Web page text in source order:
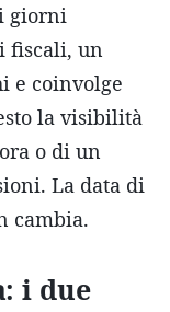
giorni
fiscali, un
e coinvolge
la visibilità
o di un
La data di
cambia.
i due